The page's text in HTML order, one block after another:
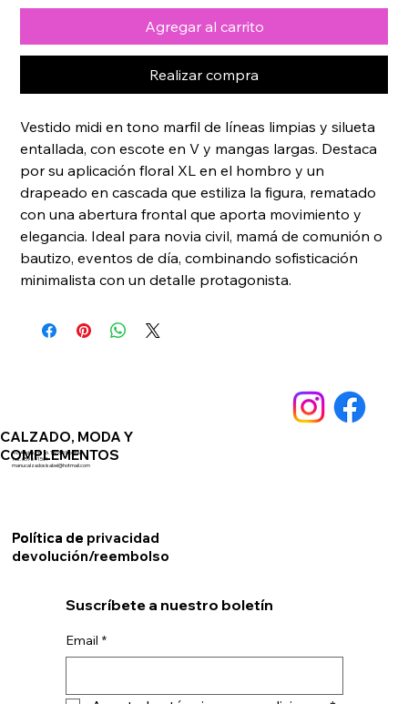
Agregar al carrito
Realizar compra
Vestido midi en tono marfil de líneas limpias y silueta
entallada, con escote en V y mangas largas. Destaca
por su aplicación floral XL en el hombro y un
drapeado en cascada que estiliza la figura, rematado
con una abertura frontal que aporta movimiento y
elegancia. Ideal para novia civil, mamá de comunión o
bautizo, eventos de día, combinando sofisticación
minimalista con un detalle protagonista.
CALZADO, MODA Y
COMPLEMENTOS
Política de privacidad
Política de
devolución/reembolso
Av. Andalucia 76. 14550 Montilla
Telf. 659891561
manucalzadosisabel@hotmail.com
Suscríbete a nuestro boletín
Email *